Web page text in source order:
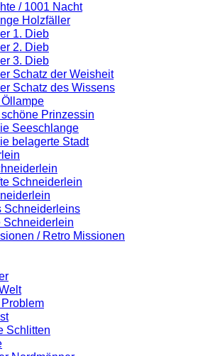
/ 1001 Nacht
Holzfäller
1. Dieb
2. Dieb
3. Dieb
Schatz der Weisheit
Schatz des Wissens
Prinzessin
Seeschlange
belagerte Stadt
Schneiderlein
/ Retro Missionen
Schlitten